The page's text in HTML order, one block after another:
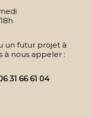
un futur projet à
à nous appeler :
31 66 61 04